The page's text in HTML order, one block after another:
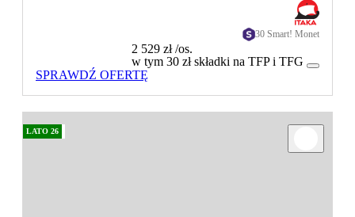
30 Smart! Monet
2 529 zł/os.
w tym 30 zł składki na TFP i TFG
SPRAWDŹ OFERTĘ
LATO 26